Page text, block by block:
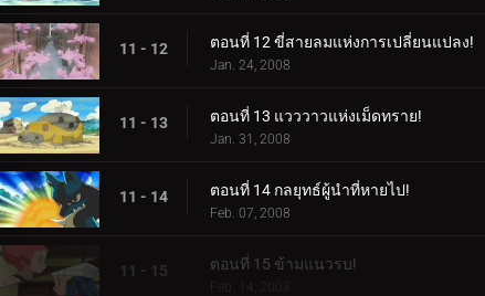
11 - 12 ตอนที่ 12 ขี่สายลมแห่งการเปลี่ยนแปลง!
Jan. 24, 2008
11 - 13 ตอนที่ 13 แวววาวแห่งเม็ดทราย!
Jan. 31, 2008
11 - 14 ตอนที่ 14 กลยุทธ์ผู้นำที่หายไป!
Feb. 07, 2008
11 - 15 ตอนที่ 15 ข้ามแนวรบ!
Feb. 14, 2008